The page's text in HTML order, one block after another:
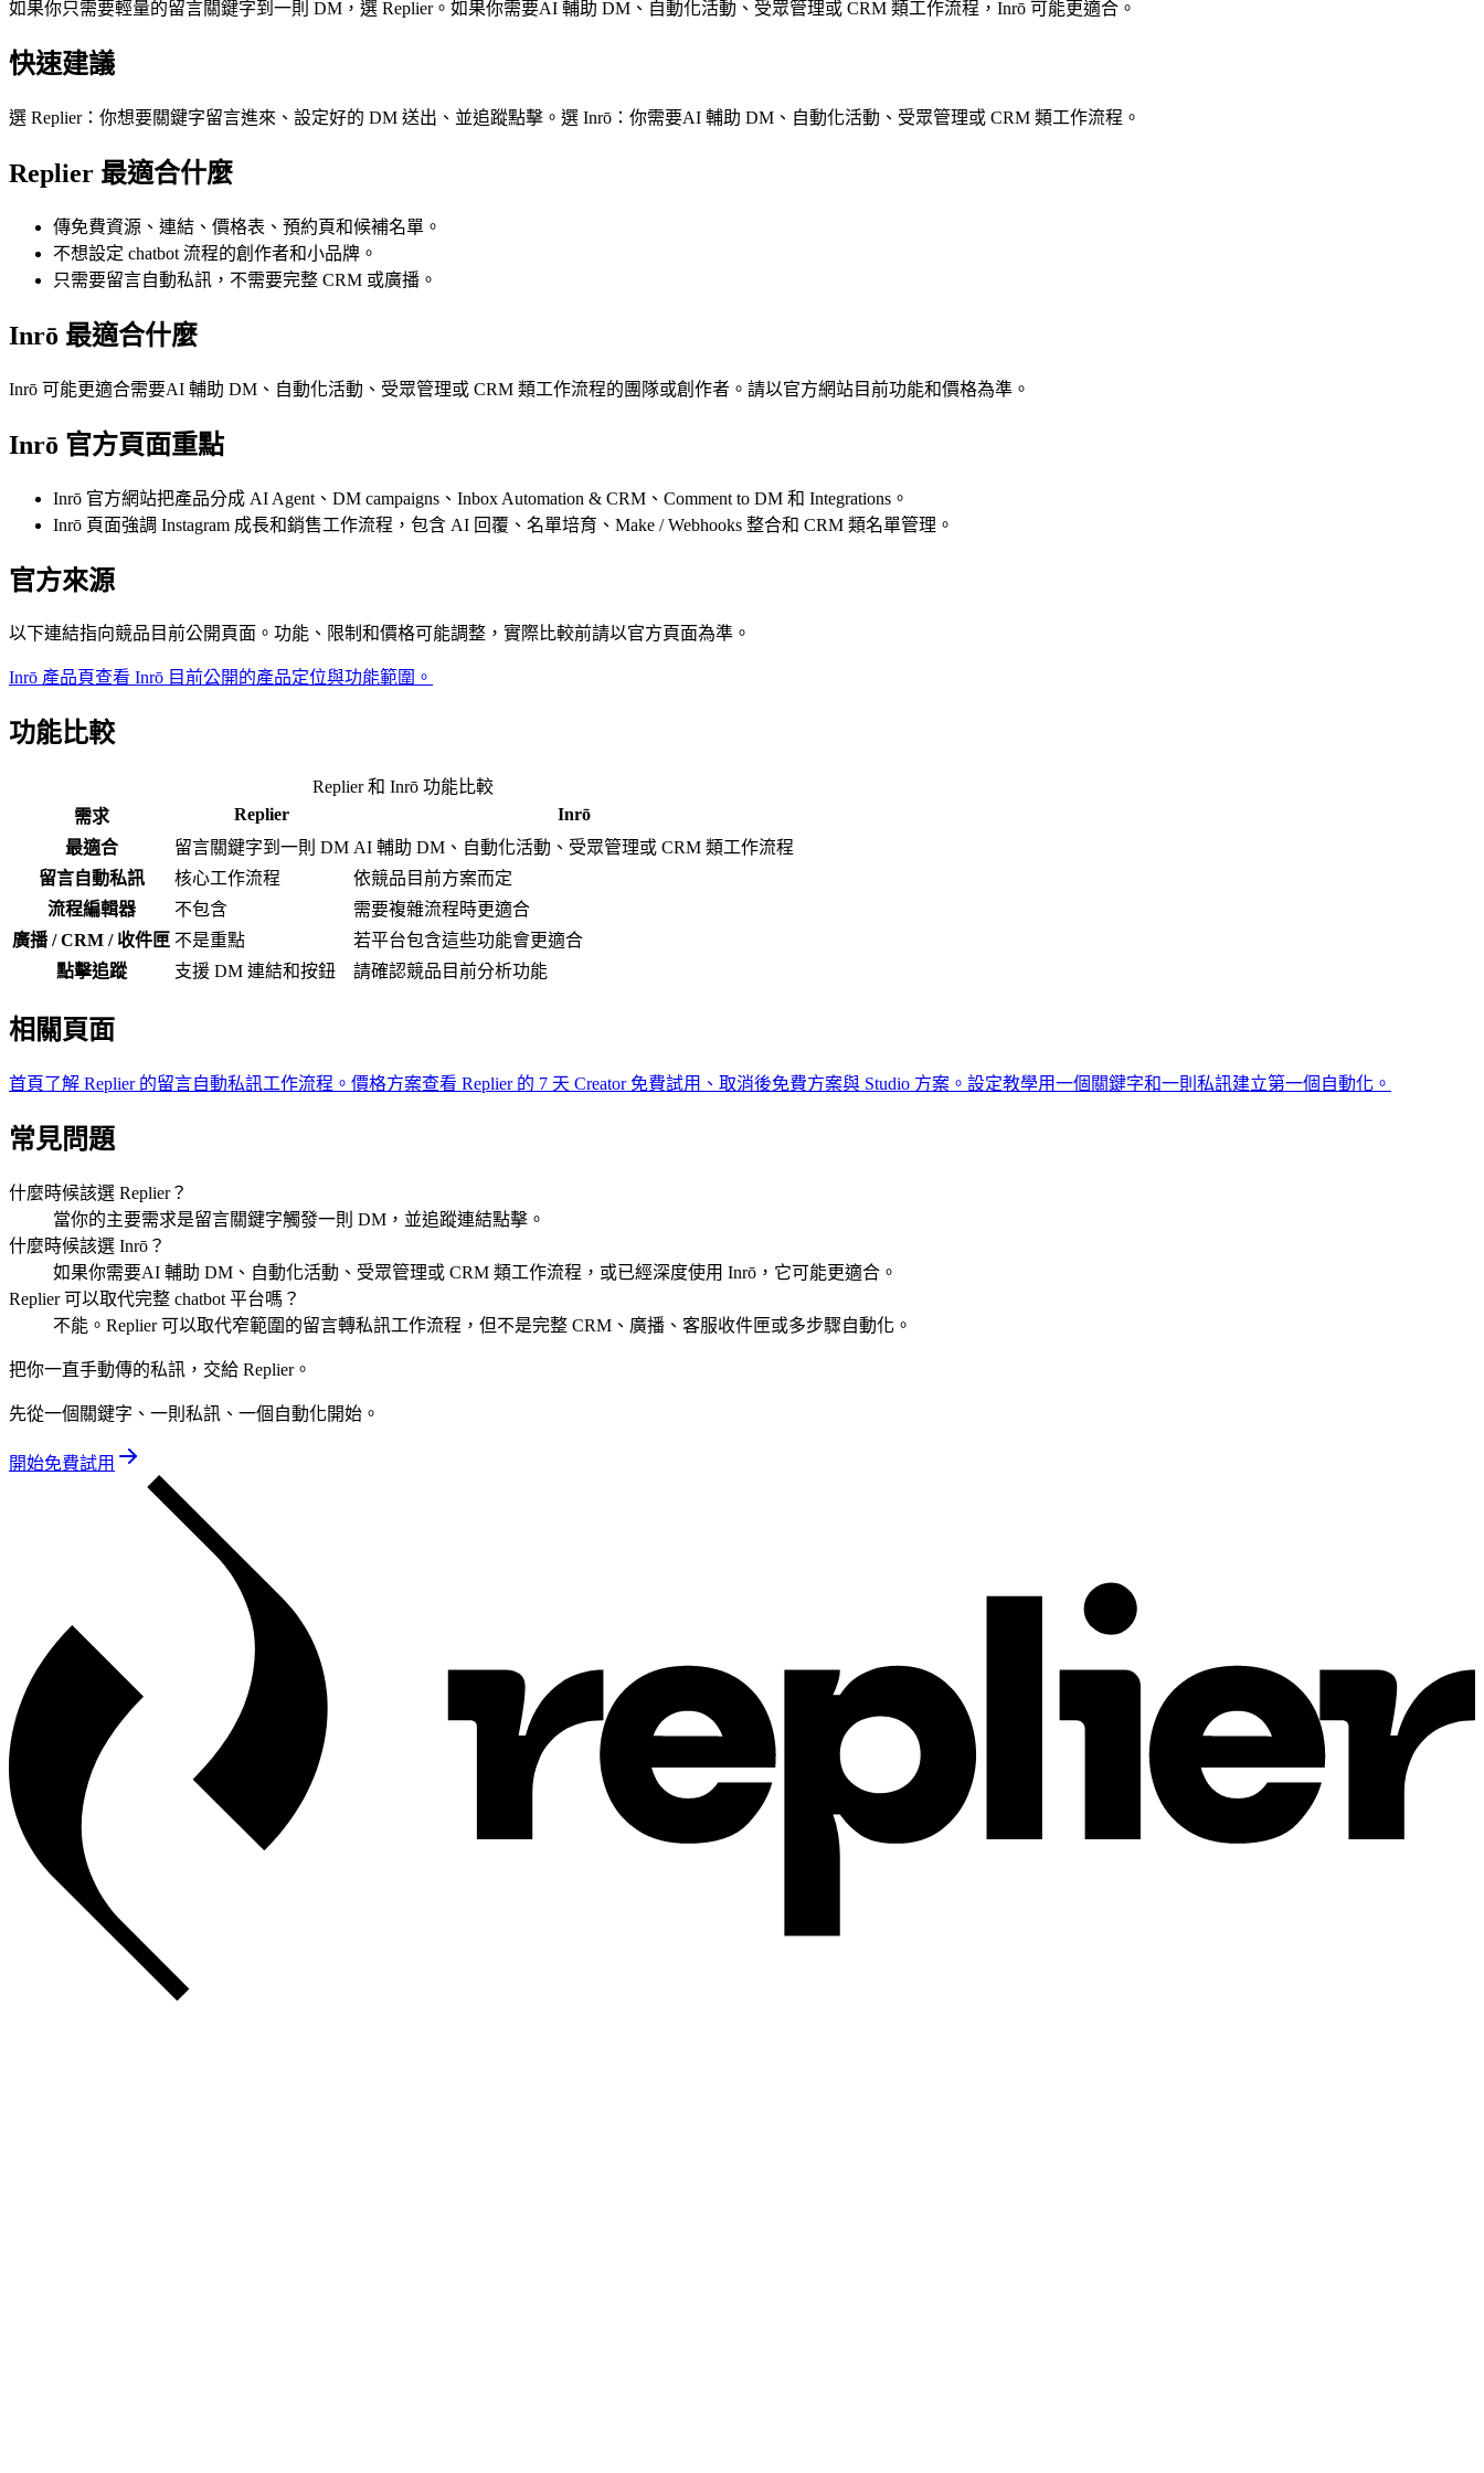
如果你只需要輕量的留言關鍵字到一則 DM，選 Replier。如果你需要AI 輔助 DM、自動化活動、受眾管理或 CRM 類工作流程，Inrō 可能更適合。
快速建議
選 Replier：你想要關鍵字留言進來、設定好的 DM 送出、並追蹤點擊。選 Inrō：你需要AI 輔助 DM、自動化活動、受眾管理或 CRM 類工作流程。
Replier 最適合什麼
傳免費資源、連結、價格表、預約頁和候補名單。
不想設定 chatbot 流程的創作者和小品牌。
只需要留言自動私訊，不需要完整 CRM 或廣播。
Inrō 最適合什麼
Inrō 可能更適合需要AI 輔助 DM、自動化活動、受眾管理或 CRM 類工作流程的團隊或創作者。請以官方網站目前功能和價格為準。
Inrō 官方頁面重點
Inrō 官方網站把產品分成 AI Agent、DM campaigns、Inbox Automation & CRM、Comment to DM 和 Integrations。
Inrō 頁面強調 Instagram 成長和銷售工作流程，包含 AI 回覆、名單培育、Make / Webhooks 整合和 CRM 類名單管理。
官方來源
以下連結指向競品目前公開頁面。功能、限制和價格可能調整，實際比較前請以官方頁面為準。
Inrō 產品頁查看 Inrō 目前公開的產品定位與功能範圍。
功能比較
Replier 和 Inrō 功能比較
需求
Replier
Inrō
最適合
留言關鍵字到一則 DM AI 輔助 DM、自動化活動、受眾管理或 CRM 類工作流程
留言自動私訊
核心工作流程
依競品目前方案而定
流程編輯器
不包含
需要複雜流程時更適合
廣播 / CRM / 收件匣 不是重點
若平台包含這些功能會更適合
點擊追蹤
支援 DM 連結和按鈕 請確認競品目前分析功能
相關頁面
首頁了解 Replier 的留言自動私訊工作流程。 價格方案查看 Replier 的 7 天 Creator 免費試用、取消後免費方案與 Studio 方案。 設定教學用一個關鍵字和一則私訊建立第一個自動化。
常見問題
什麼時候該選 Replier？
當你的主要需求是留言關鍵字觸發一則 DM，並追蹤連結點擊。
什麼時候該選 Inrō？
如果你需要AI 輔助 DM、自動化活動、受眾管理或 CRM 類工作流程，或已經深度使用 Inrō，它可能更適合。
Replier 可以取代完整 chatbot 平台嗎？
不能。Replier 可以取代窄範圍的留言轉私訊工作流程，但不是完整 CRM、廣播、客服收件匣或多步驟自動化。
把你一直手動傳的私訊，交給 Replier。
先從一個關鍵字、一則私訊、一個自動化開始。
開始免費試用